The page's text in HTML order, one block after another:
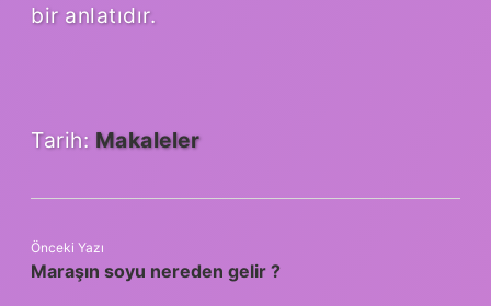
bir anlatıdır.
Tarih: Makaleler
Önceki Yazı
Maraşın soyu nereden gelir ?